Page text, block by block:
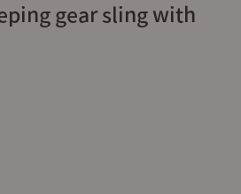
gear sling with